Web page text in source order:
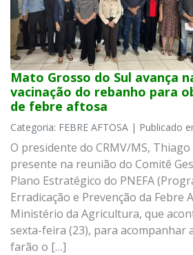
Mato Grosso do Sul avança
vacinação do rebanho para
de febre aftosa
Categoria: FEBRE AFTOSA | Publicado
O presidente do CRMV/MS, Thiago
presente na reunião do Comitê
Plano Estratégico do PNEFA
Erradicação e Prevenção da Febre
Ministério da Agricultura, que
sexta-feira (23), para acompanhar
farão o […]